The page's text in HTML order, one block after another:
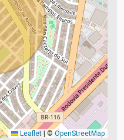
Leaflet |© OpenStreetMap